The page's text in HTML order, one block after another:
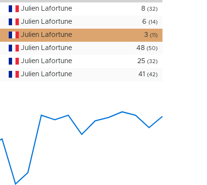
Julien Lafortune 8 (32)
Julien Lafortune 6 (14)
Julien Lafortune 3 (11)
Julien Lafortune 48 (50)
Julien Lafortune 25 (32)
Julien Lafortune 41 (42)